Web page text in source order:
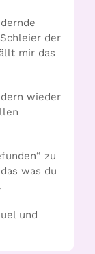
der
mir das
wieder
zu
was du
und